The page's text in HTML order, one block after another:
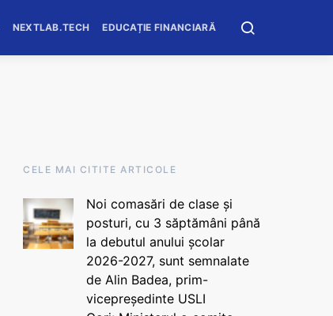
NEXTLAB.TECH EDUCAȚIE FINANCIARĂ
CELE MAI CITITE ARTICOLE
Noi comasări de clase și
posturi, cu 3 săptămâni până
la debutul anului școlar
2026-2027, sunt semnalate
de Alin Badea, prim-
vicepreședinte USLI